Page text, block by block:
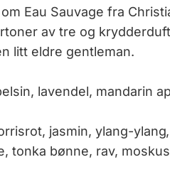
Eau Sauvage fra
av tre og
litt eldre gentleman.
lavendel, mandarin
jasmin, ylang-
tonka bønne, rav,